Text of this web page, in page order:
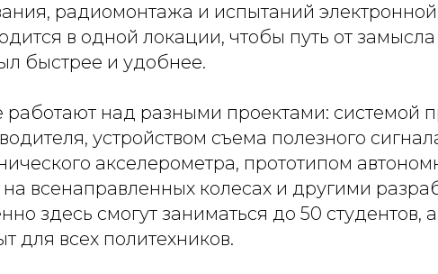
радиомонтажа и испытаний электронной
в одной локации, чтобы путь от
быстрее и удобнее.
над разными проектами: системой
устройством съема полезного
акселерометра, прототипом
на всенаправленных колесах и другими
здесь смогут заниматься до 50 студентов,
для всех политехников.